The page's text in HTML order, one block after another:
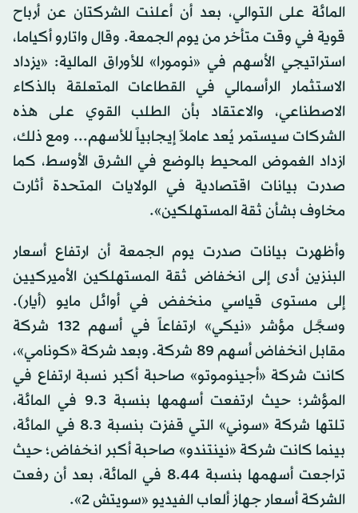
المائة على التوالي، بعد أن أعلنت الشركتان عن أرباح
قوية في وقت متأخر من يوم الجمعة. وقال واتارو أكياما،
استراتيجي الأسهم في «نومورا» للأوراق المالية: «يزداد
الاستثمار الرأسمالي في القطاعات المتعلقة بالذكاء
الاصطناعي، والاعتقاد بأن الطلب القوي على هذه
الشركات سيستمر يُعد عاملاً إيجابياً للأسهم... ومع ذلك،
ازداد الغموض المحيط بالوضع في الشرق الأوسط، كما
صدرت بيانات اقتصادية في الولايات المتحدة أثارت
مخاوف بشأن ثقة المستهلكين».
وأظهرت بيانات صدرت يوم الجمعة أن ارتفاع أسعار
البنزين أدى إلى انخفاض ثقة المستهلكين الأميركيين
إلى مستوى قياسي منخفض في أوائل مايو (أيار).
وسجَّل مؤشر «نيكي» ارتفاعاً في أسهم 132 شركة
مقابل انخفاض أسهم 89 شركة. وبعد شركة «كونامي»،
كانت شركة «أجينوموتو» صاحبة أكبر نسبة ارتفاع في
المؤشر؛ حيث ارتفعت أسهمها بنسبة 9.3 في المائة،
تلتها شركة «سوني» التي قفزت بنسبة 8.3 في المائة،
بينما كانت شركة «نينتندو» صاحبة أكبر انخفاض؛ حيث
تراجعت أسهمها بنسبة 8.44 في المائة، بعد أن رفعت
الشركة أسعار جهاز ألعاب الفيديو «سويتش 2».